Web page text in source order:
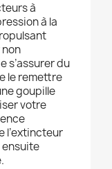
à
à la
s’assurer du
le remettre
goupille
votre
l’extincteur
ensuite